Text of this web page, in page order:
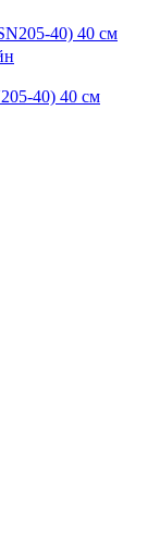
40) 40 см